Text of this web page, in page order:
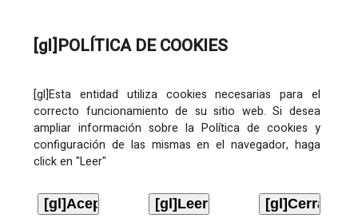
[gl]POLÍTICA DE COOKIES
[gl]Esta entidad utiliza cookies necesarias para el
correcto funcionamiento de su sitio web. Si desea
ampliar información sobre la Política de cookies y
configuración de las mismas en el navegador, haga
click en "Leer"
Amosar
28/12/2020
Amosar
ACTIVIDADE CORPORATIVA. Extracto do Pleno ordinario de data 2.7.2020